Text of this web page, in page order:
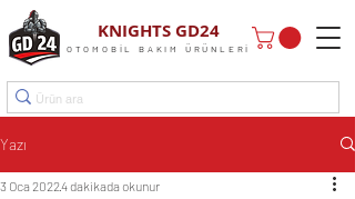
KNIGHTS GD24
OTOMOBİL BAKIM ÜRÜNLERİ
Yazı
3 Oca 20224 dakikada okunur